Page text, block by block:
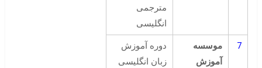
مترجمی
انگلیسی
7
موسسه
آموزش
دوره آموزش
زبان انگلیسی